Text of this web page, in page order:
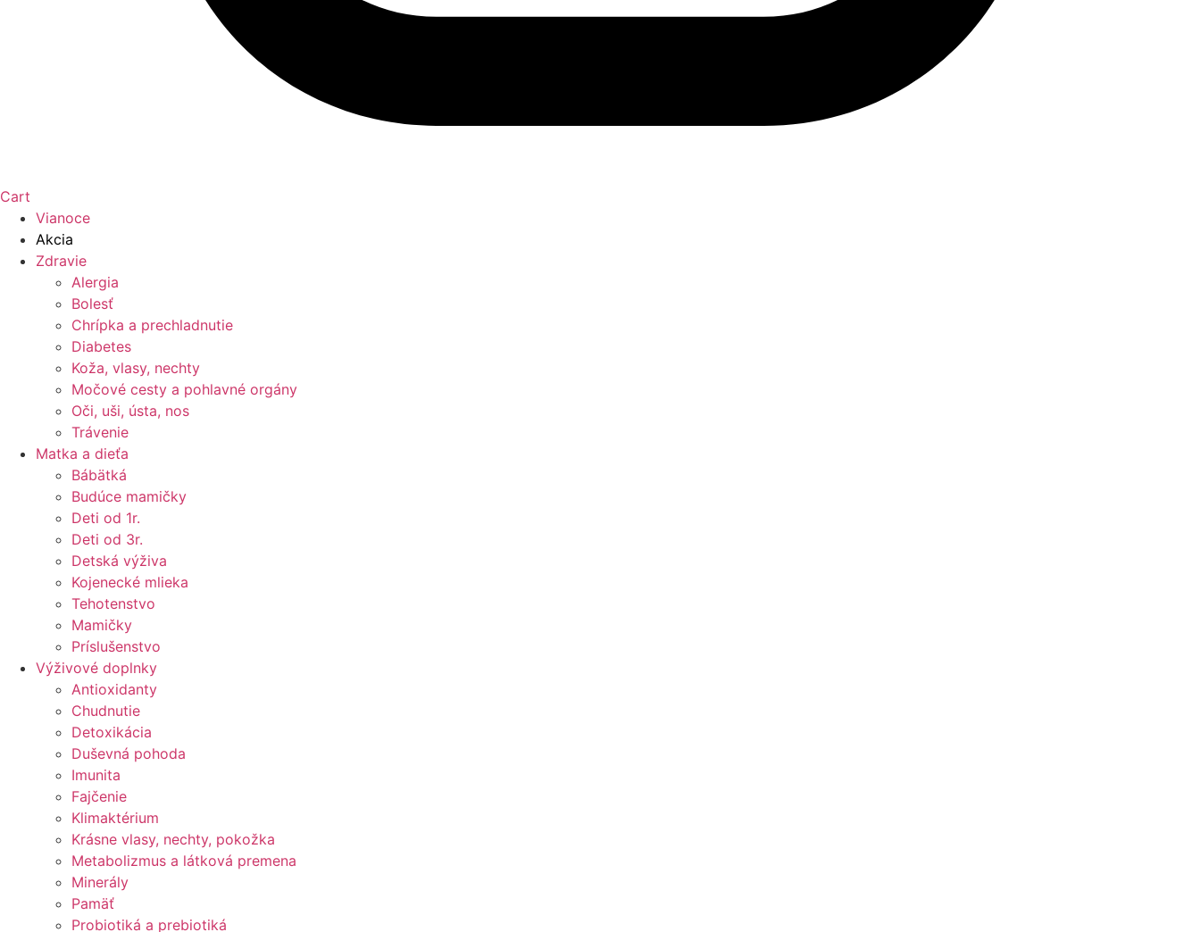
Cart
Vianoce
Akcia
Zdravie
Alergia
Bolesť
Chrípka a prechladnutie
Diabetes
Koža, vlasy, nechty
Močové cesty a pohlavné orgány
Oči, uši, ústa, nos
Trávenie
Matka a dieťa
Bábätká
Budúce mamičky
Deti od 1r.
Deti od 3r.
Detská výživa
Kojenecké mlieka
Tehotenstvo
Mamičky
Príslušenstvo
Výživové doplnky
Antioxidanty
Chudnutie
Detoxikácia
Duševná pohoda
Imunita
Fajčenie
Klimaktérium
Krásne vlasy, nechty, pokožka
Metabolizmus a látková premena
Minerály
Pamäť
Probiotiká a prebiotiká